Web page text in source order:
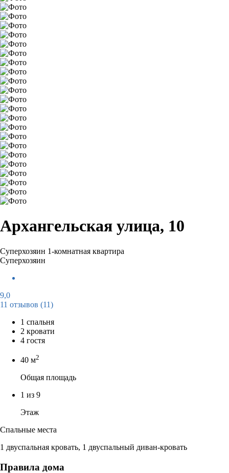
Архангельская улица, 10
Суперхозяин 1-комнатная квартира
Суперхозяин
9,0
11 отзывов (11)
1 спальня
2 кровати
4 гостя
40 м2
Общая площадь
1 из 9
Этаж
Спальные места
1 двуспальная кровать, 1 двуспальный диван-кровать
Правила дома